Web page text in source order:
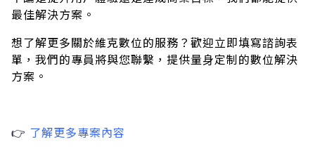
最佳解決⽅案。
想了解更多關於維克數位的服務？歡迎⽴即填寫諮詢表
單，我們的專員將與您聯繫，提供量⾝定制的數位解決
⽅案。
👉 了解更多專案內容